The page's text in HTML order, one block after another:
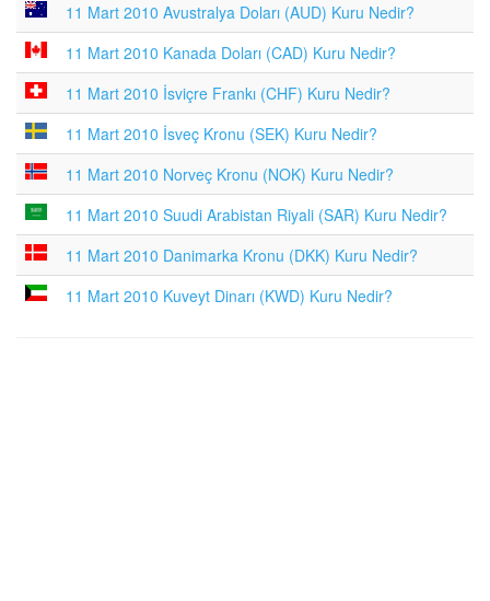
11 Mart 2010 Avustralya Doları (AUD) Kuru Nedir?
11 Mart 2010 Kanada Doları (CAD) Kuru Nedir?
11 Mart 2010 İsviçre Frankı (CHF) Kuru Nedir?
11 Mart 2010 İsveç Kronu (SEK) Kuru Nedir?
11 Mart 2010 Norveç Kronu (NOK) Kuru Nedir?
11 Mart 2010 Suudi Arabistan Riyali (SAR) Kuru Nedir?
11 Mart 2010 Danimarka Kronu (DKK) Kuru Nedir?
11 Mart 2010 Kuveyt Dinarı (KWD) Kuru Nedir?